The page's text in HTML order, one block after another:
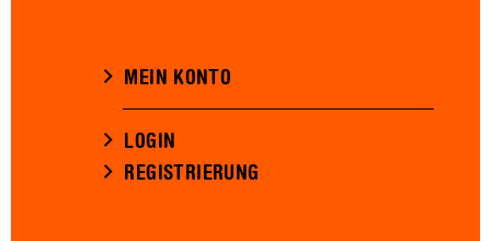
MEIN KONTO
LOGIN
REGISTRIERUNG